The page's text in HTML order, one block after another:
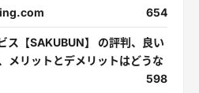
654
ス【SAKUBUN】 の評判、良い
メリットとデメリットはどうな
598